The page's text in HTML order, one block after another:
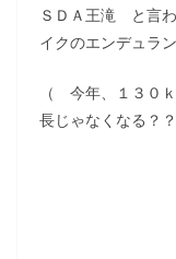
ＳＤＡ王滝 と言
イクのエンデュラ
（ 今年、１３０
長じゃなくなる？